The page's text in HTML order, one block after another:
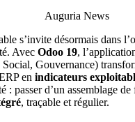
Auguria News
s’invite désormais dans
Avec Odoo 19,
Gouvernance)
en indicateurs
: passer d’un assemblage de
, traçable et régulier.